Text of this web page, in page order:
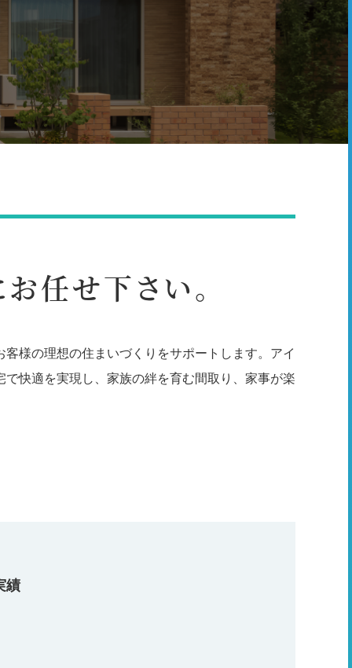
任せ下さい。
様の理想の住まいづくりをサポートします。アイ
快適を実現し、家族の絆を育む間取り、家事が楽
績